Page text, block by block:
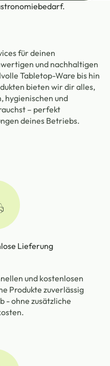
für deinen
und nachhaltigen
Tabletop-Ware bis hin
bieten wir dir alles,
hygienischen und
– perfekt
deines Betriebs.
Lieferung
und kostenlosen
Produkte zuverlässig
- ohne zusätzliche